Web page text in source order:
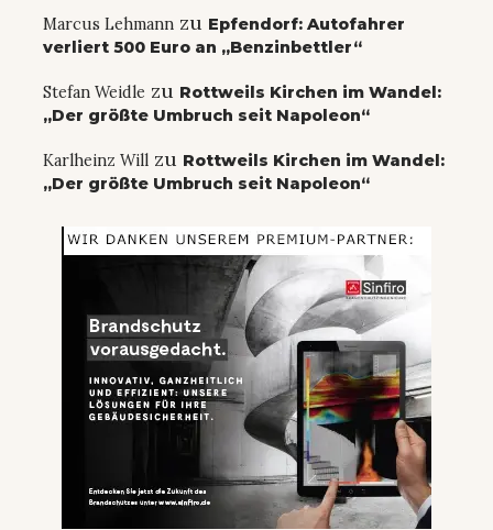
Marcus Lehmann zu Epfendorf: Autofahrer
verliert 500 Euro an „Benzinbettler“
Stefan Weidle zu Rottweils Kirchen im Wandel:
„Der größte Umbruch seit Napoleon“
Karlheinz Will zu Rottweils Kirchen im Wandel:
„Der größte Umbruch seit Napoleon“